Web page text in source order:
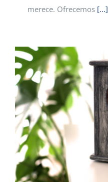
merece. Ofrecemos [...]